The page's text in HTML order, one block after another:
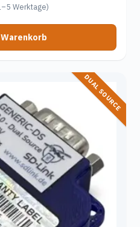
Werktage)
DUAL SOURCE